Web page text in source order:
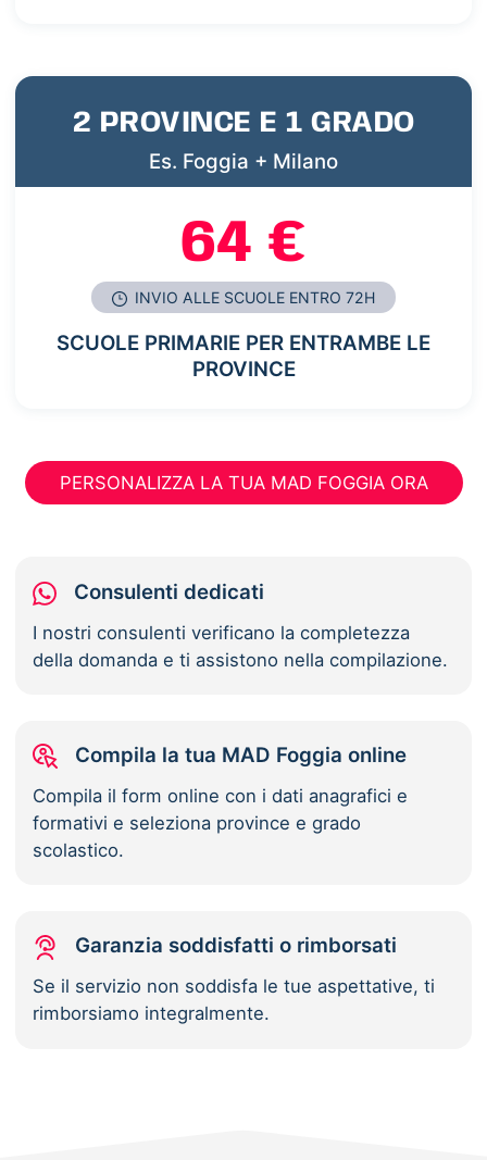
2 PROVINCE E 1 GRADO
Es. Foggia + Milano
64 €
INVIO ALLE SCUOLE ENTRO 72H
SCUOLE PRIMARIE PER ENTRAMBE LE
PROVINCE
PERSONALIZZA LA TUA MAD FOGGIA ORA
Consulenti dedicati
I nostri consulenti verificano la completezza
della domanda e ti assistono nella compilazione.
Compila la tua MAD Foggia online
Compila il form online con i dati anagrafici e
formativi e seleziona province e grado
scolastico.
Garanzia soddisfatti o rimborsati
Se il servizio non soddisfa le tue aspettative, ti
rimborsiamo integralmente.